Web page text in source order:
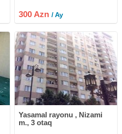
istifadə olunur qiymət 300 manat
12 manat zibil pulu işıq su pulu
300 Azn/ Ay
Yasamal rayonu , Nizami
m., 3 otaq